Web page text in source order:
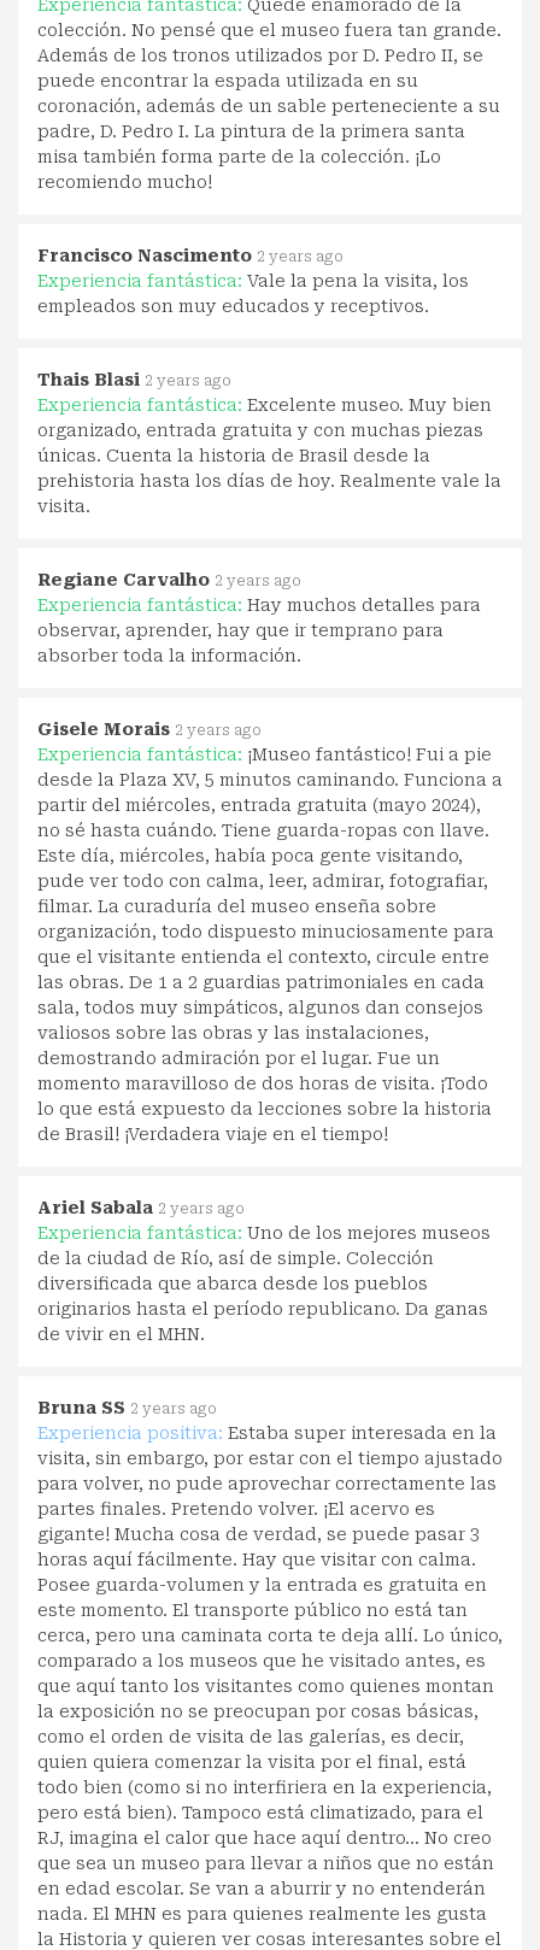
Experiencia fantástica: Quedé enamorado de la
colección. No pensé que el museo fuera tan grande.
Además de los tronos utilizados por D. Pedro II, se
puede encontrar la espada utilizada en su
coronación, además de un sable perteneciente a su
padre, D. Pedro I. La pintura de la primera santa
misa también forma parte de la colección. ¡Lo
recomiendo mucho!
Francisco Nascimento 2 years ago
Experiencia fantástica: Vale la pena la visita, los
empleados son muy educados y receptivos.
Thais Blasi 2 years ago
Experiencia fantástica: Excelente museo. Muy bien
organizado, entrada gratuita y con muchas piezas
únicas. Cuenta la historia de Brasil desde la
prehistoria hasta los días de hoy. Realmente vale la
visita.
Regiane Carvalho 2 years ago
Experiencia fantástica: Hay muchos detalles para
observar, aprender, hay que ir temprano para
absorber toda la información.
Gisele Morais 2 years ago
Experiencia fantástica: ¡Museo fantástico! Fui a pie
desde la Plaza XV, 5 minutos caminando. Funciona a
partir del miércoles, entrada gratuita (mayo 2024),
no sé hasta cuándo. Tiene guarda-ropas con llave.
Este día, miércoles, había poca gente visitando,
pude ver todo con calma, leer, admirar, fotografiar,
filmar. La curaduría del museo enseña sobre
organización, todo dispuesto minuciosamente para
que el visitante entienda el contexto, circule entre
las obras. De 1 a 2 guardias patrimoniales en cada
sala, todos muy simpáticos, algunos dan consejos
valiosos sobre las obras y las instalaciones,
demostrando admiración por el lugar. Fue un
momento maravilloso de dos horas de visita. ¡Todo
lo que está expuesto da lecciones sobre la historia
de Brasil! ¡Verdadera viaje en el tiempo!
Ariel Sabala 2 years ago
Experiencia fantástica: Uno de los mejores museos
de la ciudad de Río, así de simple. Colección
diversificada que abarca desde los pueblos
originarios hasta el período republicano. Da ganas
de vivir en el MHN.
Bruna SS 2 years ago
Experiencia positiva: Estaba super interesada en la
visita, sin embargo, por estar con el tiempo ajustado
para volver, no pude aprovechar correctamente las
partes finales. Pretendo volver. ¡El acervo es
gigante! Mucha cosa de verdad, se puede pasar 3
horas aquí fácilmente. Hay que visitar con calma.
Posee guarda-volumen y la entrada es gratuita en
este momento. El transporte público no está tan
cerca, pero una caminata corta te deja allí. Lo único,
comparado a los museos que he visitado antes, es
que aquí tanto los visitantes como quienes montan
la exposición no se preocupan por cosas básicas,
como el orden de visita de las galerías, es decir,
quien quiera comenzar la visita por el final, está
todo bien (como si no interfiriera en la experiencia,
pero está bien). Tampoco está climatizado, para el
RJ, imagina el calor que hace aquí dentro... No creo
que sea un museo para llevar a niños que no están
en edad escolar. Se van a aburrir y no entenderán
nada. El MHN es para quienes realmente les gusta
la Historia y quieren ver cosas interesantes sobre el